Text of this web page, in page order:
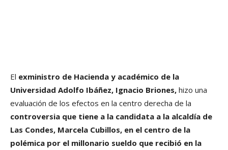
El exministro de Hacienda y académico de la
Universidad Adolfo Ibáñez, Ignacio Briones, hizo una
evaluación de los efectos en la centro derecha de la
controversia que tiene a la candidata a la alcaldía de
Las Condes, Marcela Cubillos, en el centro de la
polémica por el millonario sueldo que recibió en la